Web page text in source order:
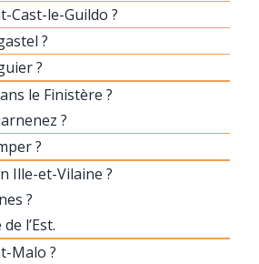
Cast-le-Guildo ?
?
?
le Finistère ?
?
?
Ille-et-Vilaine ?
?
l’Est.
Malo ?